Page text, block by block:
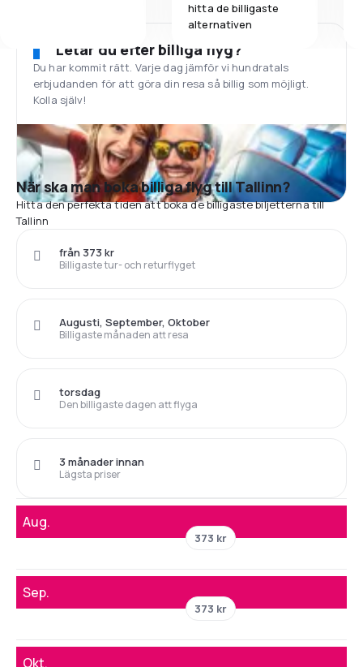
hitta de billigaste
alternativen
Letar du efter billiga flyg?
Du har kommit rätt. Varje dag jämför vi hundratals
erbjudanden för att göra din resa så billig som möjligt.
Kolla själv!
När ska man boka billiga flyg till Tallinn?
Hitta den perfekta tiden att boka de billigaste biljetterna till
Tallinn
Billigaste tur- och returflyget
från 373 kr
Billigaste månaden att resa
Augusti, September, Oktober
Den billigaste dagen att flyga
torsdag
Lägsta priser
3 månader innan
Aug.
373 kr
Sep.
373 kr
Okt.